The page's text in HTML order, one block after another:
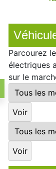
Parcourez
électriques
sur le